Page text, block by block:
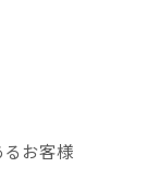
お客様